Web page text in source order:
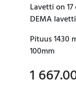
Lavetti on
DEMA
Pituus 1430
100mm
1